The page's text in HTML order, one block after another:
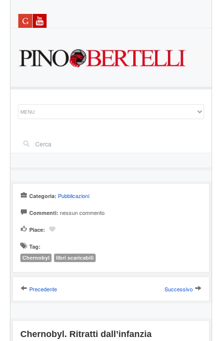
Categoria: Pubblicazioni
Commenti: nessun commento
Piace:
Tag:
Chernobyl
libri scaricabili
Precedente Successivo
Chernobyl. Ritratti dall’infanzia